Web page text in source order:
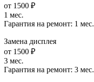
от 1500 ₽
1 мес.
Гарантия на ремонт: 1 мес.
Замена дисплея
от 1500 ₽
3 мес.
Гарантия на ремонт: 3 мес.